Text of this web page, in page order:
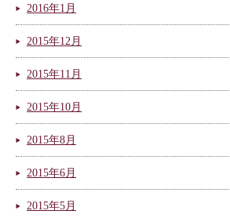
2016年1月
2015年12月
2015年11月
2015年10月
2015年8月
2015年6月
2015年5月